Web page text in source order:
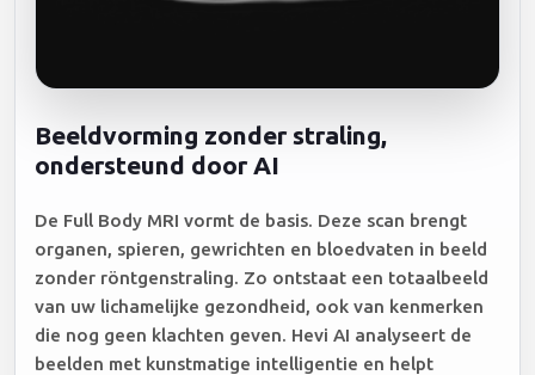
Beeldvorming zonder straling,
ondersteund door AI
De Full Body MRI vormt de basis. Deze scan brengt
organen, spieren, gewrichten en bloedvaten in beeld
zonder röntgenstraling. Zo ontstaat een totaalbeeld
van uw lichamelijke gezondheid, ook van kenmerken
die nog geen klachten geven. Hevi AI analyseert de
beelden met kunstmatige intelligentie en helpt